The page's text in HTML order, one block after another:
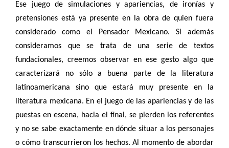
Ese juego de simulaciones y apariencias, de ironías y
pretensiones está ya presente en la obra de quien fuera
considerado como el Pensador Mexicano. Si además
consideramos que se trata de una serie de textos
fundacionales, creemos observar en ese gesto algo que
caracterizará no sólo a buena parte de la literatura
latinoamericana sino que estará muy presente en la
literatura mexicana. En el juego de las apariencias y de las
puestas en escena, hacia el final, se pierden los referentes
y no se sabe exactamente en dónde situar a los personajes
o cómo transcurrieron los hechos. Al momento de abordar